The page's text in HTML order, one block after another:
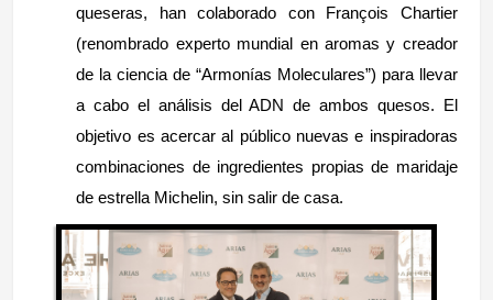
queseras, han colaborado con François Chartier
(renombrado experto mundial en aromas y creador
de la ciencia de “Armonías Moleculares”) para llevar
a cabo el análisis del ADN de ambos quesos. El
objetivo es acercar al público nuevas e inspiradoras
combinaciones de ingredientes propias de maridaje
de estrella Michelin, sin salir de casa.